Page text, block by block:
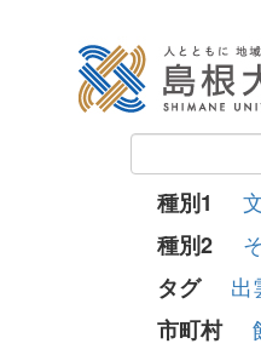
種別1
種別2
タグ 出
市町村